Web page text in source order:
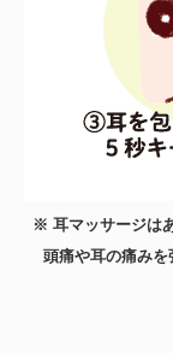
※ 耳マッサージは
頭痛や耳の痛みを